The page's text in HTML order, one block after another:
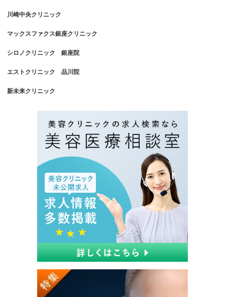
川崎中央クリニック
マックスファクス銀座クリニック
シロノクリニック 銀座院
エストクリニック 品川院
新未来クリニック